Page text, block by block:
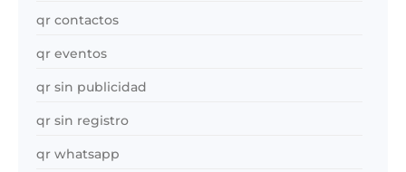
qr contactos
qr eventos
qr sin publicidad
qr sin registro
qr whatsapp